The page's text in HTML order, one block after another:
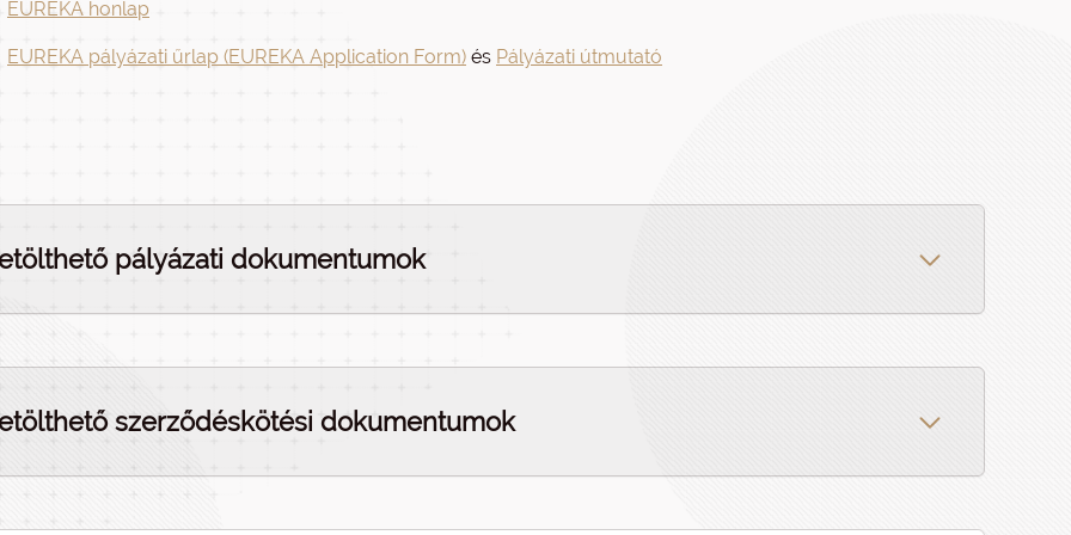
EUREKA honlap
EUREKA pályázati űrlap (EUREKA Application Form) és Pályázati útmutató
pályázati dokumentumok
szerződéskötési dokumentumok